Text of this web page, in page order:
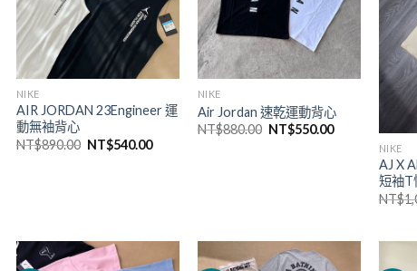
NIKE
AIR JORDAN 23Engineer 運
動無袖背心
NT$890.00 NT$540.00
NIKE
Air Jordan 速乾運動背心
NT$880.00 NT$550.00
NIKE
AJ X
短袖T
NT$